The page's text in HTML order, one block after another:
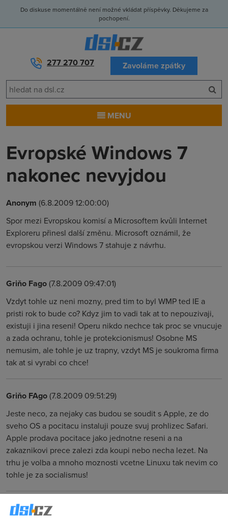
Do diskuse momentálně není možné vkládat příspěvky. Děkujeme za
pochopení.
277 270 707 Zavoláme zpátky
MENU
Evropské Windows 7
nakonec nevyjdou
Anonym (6.8.2009 12:00:00)
Spor mezi Evropskou komisí a Microsoftem kvůli Internet
Exploreru přinesl další změnu. Microsoft oznámil, že
evropskou verzi Windows 7 stahuje z návrhu.
Griňo Fago(7.8.2009 09:47:01)
Vzdyt tohle uz neni mozny, pred tim to byl WMP ted IE a
pristi rok to bude co? Kdyz jim to vadi tak at to nepouzivaji,
existuji i jina reseni! Operu nikdo nechce tak proc se vnucuje
a zada ochranu, tohle je protekcionismus! Osobne MS
nemusim, ale tohle je uz trapny, vzdyt MS je soukroma firma
tak at si vyrabi co chce!
Griňo FAgo(7.8.2009 09:51:29)
Jeste neco, za nejaky cas budou se soudit s Apple, ze do
sveho OS a pocitacu instaluji pouze svuj prohlizec Safari.
Apple prodava pocitace jako jednotne reseni a na
zakaznikovi prece zalezi zda koupi nebo necha lezet. Na
trhu je volba a mnoho moznosti vcetne Linuxu tak nevim co
tohle je za socialismus!
Anonym(7.8.2009 15:10:35)